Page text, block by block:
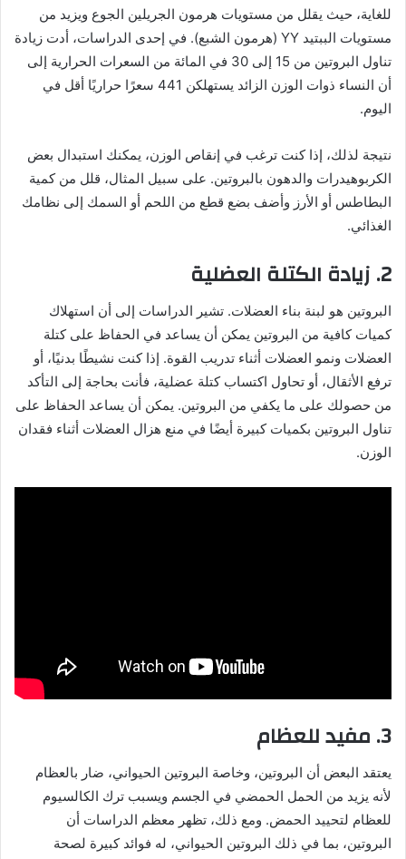
للغاية، حيث يقلل من مستويات هرمون الجريلين الجوع ويزيد من
مستويات الببتيد YY (هرمون الشبع). في إحدى الدراسات، أدت زيادة
تناول البروتين من 15 إلى 30 في المائة من السعرات الحرارية إلى
أن النساء ذوات الوزن الزائد يستهلكن 441 سعرًا حراريًا أقل في
اليوم.
نتيجة لذلك، إذا كنت ترغب في إنقاص الوزن، يمكنك استبدال بعض
الكربوهيدرات والدهون بالبروتين. على سبيل المثال، قلل من كمية
البطاطس أو الأرز وأضف بضع قطع من اللحم أو السمك إلى نظامك
الغذائي.
2. زيادة الكتلة العضلية
البروتين هو لبنة بناء العضلات. تشير الدراسات إلى أن استهلاك
كميات كافية من البروتين يمكن أن يساعد في الحفاظ على كتلة
العضلات ونمو العضلات أثناء تدريب القوة. إذا كنت نشيطًا بدنيًا، أو
ترفع الأثقال، أو تحاول اكتساب كتلة عضلية، فأنت بحاجة إلى التأكد
من حصولك على ما يكفي من البروتين. يمكن أن يساعد الحفاظ على
تناول البروتين بكميات كبيرة أيضًا في منع هزال العضلات أثناء فقدان
الوزن.
3. مفيد للعظام
يعتقد البعض أن البروتين، وخاصة البروتين الحيواني، ضار بالعظام
لأنه يزيد من الحمل الحمضي في الجسم ويسبب ترك الكالسيوم
للعظام لتحييد الحمض. ومع ذلك، تظهر معظم الدراسات أن
البروتين، بما في ذلك البروتين الحيواني، له فوائد كبيرة لصحة